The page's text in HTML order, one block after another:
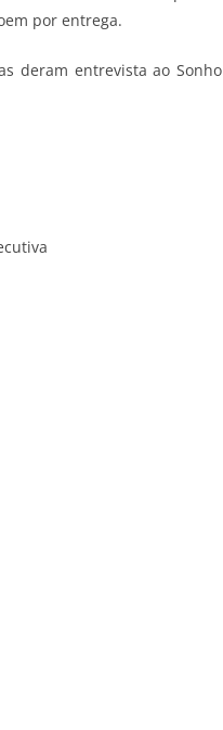
por entrega.
deram entrevista ao Sonho